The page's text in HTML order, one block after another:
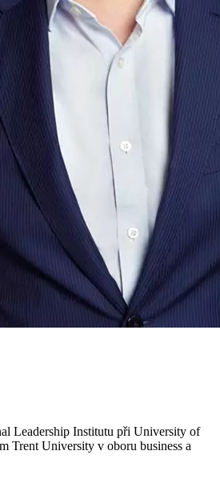
Leadership Institutu při University of
Trent University v oboru business a